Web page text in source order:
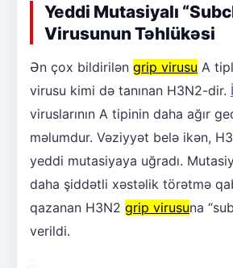
Yeddi Mutasiyalı
Virusunun Təhlükəsi
Ən çox bildirilən grip virusu A
virusu kimi də tanınan H3N2-dir.
viruslarının A tipinin daha ağır
məlumdur. Vəziyyət belə ikən,
yeddi mutasiyaya uğradı.
daha şiddətli xəstəlik törətmə
qazanan H3N2 grip virusuna
verildi.